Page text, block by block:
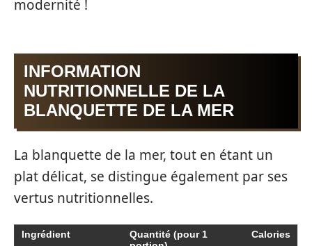
modernité !
INFORMATION
NUTRITIONNELLE DE LA
BLANQUETTE DE LA MER
La blanquette de la mer, tout en étant un
plat délicat, se distingue également par ses
vertus nutritionnelles.
Ingrédient
Quantité (pour 1
Calories